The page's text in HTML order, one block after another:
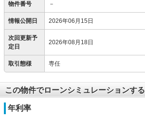
物件番号 －
情報公開日 2026年06月15日
次回更新予
定日
2026年08月18日
取引態様 専任
この物件でローンシミュレーションする
年利率